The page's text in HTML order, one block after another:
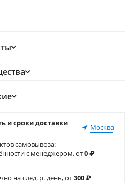
и сроки доставки
Москва
самовывоза:
с менеджером, от0₽
на след. р. день, от300₽